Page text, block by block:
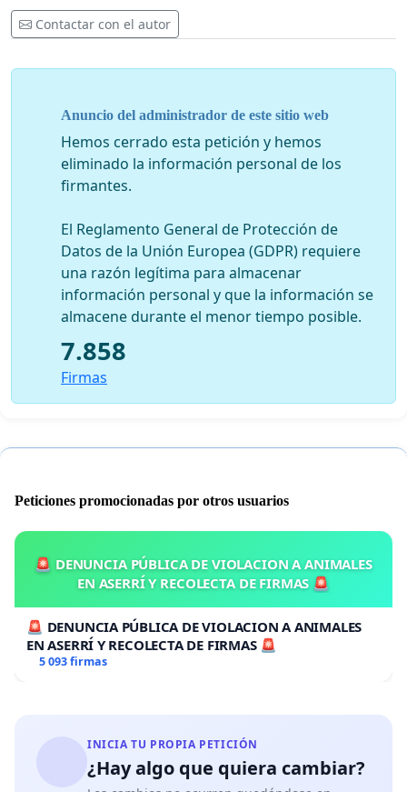
Contactar con el autor
Anuncio del administrador de este sitio web
Hemos cerrado esta petición y hemos
eliminado la información personal de los
firmantes.
El Reglamento General de Protección de
Datos de la Unión Europea (GDPR) requiere
una razón legítima para almacenar
información personal y que la información se
almacene durante el menor tiempo posible.
7.858
Firmas
Peticiones promocionadas por otros usuarios
🚨 DENUNCIA PÚBLICA DE VIOLACION A ANIMALES
EN ASERRÍ Y RECOLECTA DE FIRMAS 🚨
🚨 DENUNCIA PÚBLICA DE VIOLACION A ANIMALES
EN ASERRÍ Y RECOLECTA DE FIRMAS 🚨
5 093 firmas
INICIA TU PROPIA PETICIÓN
¿Hay algo que quiera cambiar?